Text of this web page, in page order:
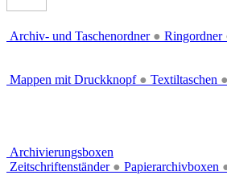
Archiv- und Taschenordner ● Ringordner
Mappen mit Druckknopf ● Textiltaschen ●
Archivierungsboxen
Zeitschriftenständer ● Papierarchivboxen